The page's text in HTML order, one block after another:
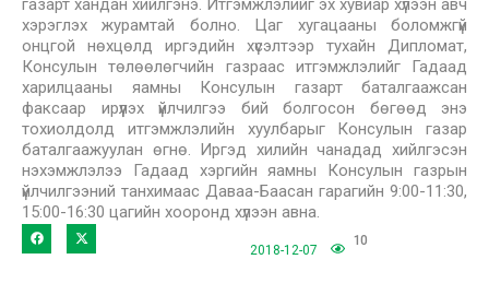
газарт хандан хийлгэнэ. Итгэмжлэлийг эх хувиар хүлээн авч
хэрэглэх журамтай болно. Цаг хугацааны боломжгүй
онцгой нөхцөлд иргэдийн хүсэлтээр тухайн Дипломат,
Консулын төлөөлөгчийн газраас итгэмжлэлийг Гадаад
харилцааны яамны Консулын газарт баталгаажсан
факсаар ирүүлэх үйлчилгээ бий болгосон бөгөөд энэ
тохиолдолд итгэмжлэлийн хуулбарыг Консулын газар
баталгаажуулан өгнө. Иргэд хилийн чанадад хийлгэсэн
нэхэмжлэлээ Гадаад хэргийн яамны Консулын газрын
үйлчилгээний танхимаас Даваа-Баасан гарагийн 9:00-11:30,
15:00-16:30 цагийн хооронд хүлээн авна.
2018-12-07
10